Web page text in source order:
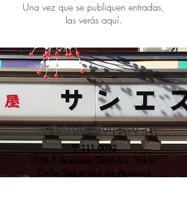
Una vez que se publiquen entradas,
las verás aquí.
Calzado Sun-esu
〒111-0032
1-18-1 Asakusa, Taito-ku, Tokio
Calle Nakamise de Asakusa